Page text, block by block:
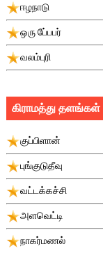
ஈழநாடு
ஒரு பே்பபர்
வலம்புரி
கிராமத்து தளங்கள்
குப்பிளான்
புங்குடுதீவு
வட்டக்கச்சி
அளவெட்டி
நாகர்மணல்